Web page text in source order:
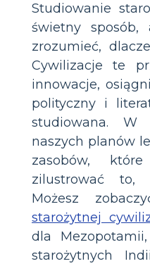
Studiowanie
świetny sposób,
zrozumieć,
Cywilizacje te
innowacje,
polityczny i
studiowana.
naszych planów
zasobów,
zilustrować to,
Możesz
starożytnej
dla
starożytnych